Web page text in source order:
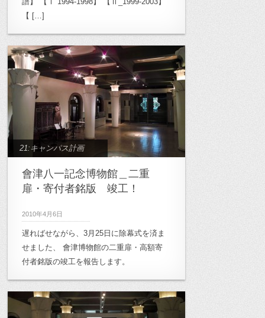
クト, 27.森が学校計画プロジェクト
森が学校計画プロジェクト,30:ワークシ
ョップ,31:OB/OG,32: ル・コルビュジ
エプロジェクト,33: 菊竹清訓プロジェク
ト,Archives archive_00:総合,
archive_02:半透明空間研究
archive_03:
木質空間研究, archive_10:月影プロジェ
クト, archive_11:高崎市立桜山小学校,
archive_13:キャンパス計画, archive_14:
アートトリエンナーレ
archive_修士計画
毛プロジェクト, 小岩金網プロジェクト,
月影・鋸南プロジェクト,森家具プロジ
ェクト,次世代医療研究会, 田野畑村支
クト
養老プロジェクト
【 […]
21:キャンパス計画
會津八一記念博物館＿二重
扉・寄付者銘版 竣工！
2010年4月6日
遅ればせながら、3月25日に除幕式を済ま
せました、 會津博物館の二重扉・高額寄
付者銘版の竣工を報告します。